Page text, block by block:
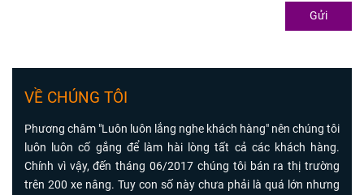
Gửi
VỀ CHÚNG TÔI
Phương châm "Luôn luôn lắng nghe khách hàng" nên chúng tôi
luôn luôn cố gắng để làm hài lòng tất cả các khách hàng.
Chính vì vậy, đến tháng 06/2017 chúng tôi bán ra thị trường
trên 200 xe nâng. Tuy con số này chưa phải là quá lớn nhưng